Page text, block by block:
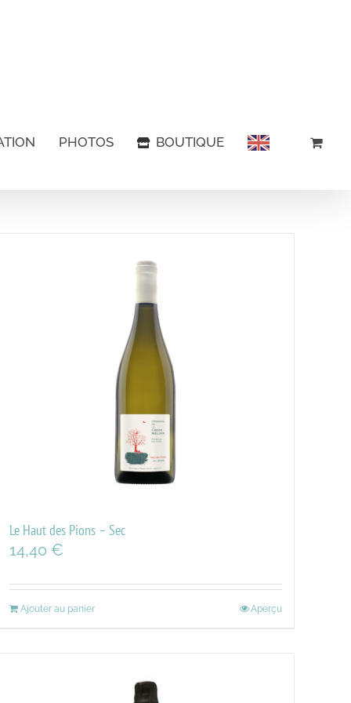
PHOTOS BOUTIQUE
Le Haut des Pions – Sec
14,40 €
Ajouter au panier Aperçu